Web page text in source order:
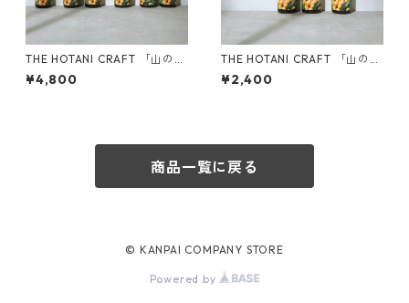
THE HOTANI CRAFT 「山のみ
かん」-YAMANOMIKAN 330
ml （6本セット）
¥4,800
THE HOTANI CRAFT 「山のみ
かん」-YAMANOMIKAN 330
ml （3本セット）
¥2,400
商品一覧に戻る
© KANPAI COMPANY STORE
Powered by